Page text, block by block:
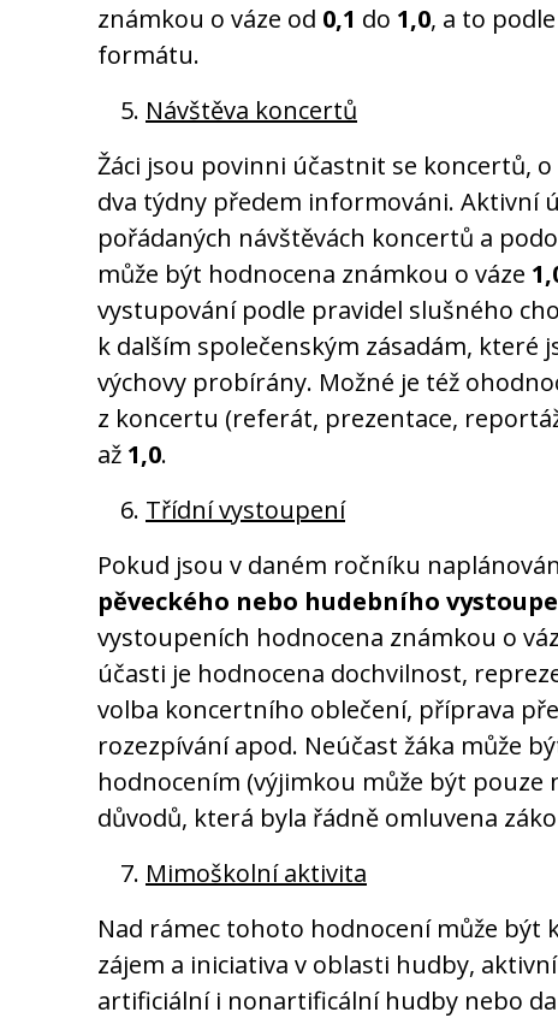
známkou o váze od 0,1 do 1,0, a to
formátu.
Návštěva koncertů
Žáci jsou povinni účastnit se koncertů,
dva týdny předem informováni. Aktivní
pořádaných návštěvách koncertů a
může být hodnocena známkou o váze
vystupování podle pravidel slušného
k dalším společenským zásadám, které
výchovy probírány. Možné je též
z koncertu (referát, prezentace,
až 1,0.
Třídní vystoupení
Pokud jsou v daném ročníku
pěveckého nebo hudebního
vystoupeních hodnocena známkou o
účasti je hodnocena dochvilnost,
volba koncertního oblečení, příprava
rozezpívání apod. Neúčast žáka může
hodnocením (výjimkou může být pouze
důvodů, která byla řádně omluvena
Mimoškolní aktivita
Nad rámec tohoto hodnocení může být
zájem a iniciativa v oblasti hudby,
artificiální i nonartificální hudby nebo